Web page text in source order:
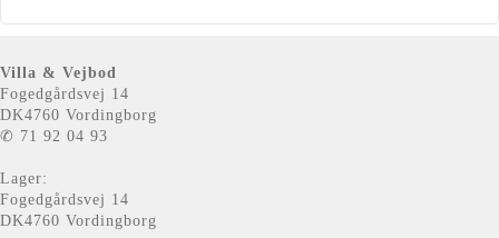
Villa & Vejbod
Fogedgårdsvej 14
DK4760 Vordingborg
✆ 71 92 04 93
Lager:
Fogedgårdsvej 14
DK4760 Vordingborg